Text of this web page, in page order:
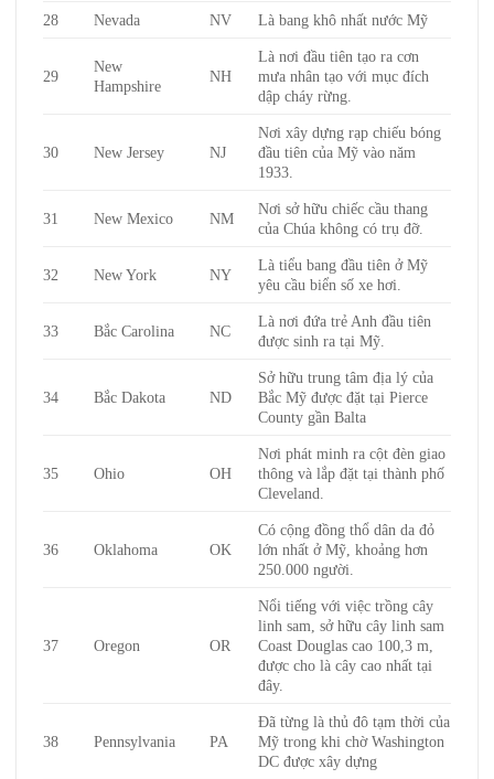
28 Nevada NV Là bang khô nhất nước Mỹ
29
New
Hampshire
NH
Là nơi đầu tiên tạo ra cơn
mưa nhân tạo với mục đích
dập cháy rừng.
30 New Jersey NJ
Nơi xây dựng rạp chiếu bóng
đầu tiên của Mỹ vào năm
1933.
31 New Mexico NM
Nơi sở hữu chiếc cầu thang
của Chúa không có trụ đỡ.
32 New York NY
Là tiểu bang đầu tiên ở Mỹ
yêu cầu biển số xe hơi.
33 Bắc Carolina NC
Là nơi đứa trẻ Anh đầu tiên
được sinh ra tại Mỹ.
34 Bắc Dakota ND
Sở hữu trung tâm địa lý của
Bắc Mỹ được đặt tại Pierce
County gần Balta
35 Ohio OH
Nơi phát minh ra cột đèn giao
thông và lắp đặt tại thành phố
Cleveland.
36 Oklahoma OK
Có cộng đồng thổ dân da đỏ
lớn nhất ở Mỹ, khoảng hơn
250.000 người.
37 Oregon OR
Nổi tiếng với việc trồng cây
linh sam, sở hữu cây linh sam
Coast Douglas cao 100,3 m,
được cho là cây cao nhất tại
đây.
38 Pennsylvania PA
Đã từng là thủ đô tạm thời của
Mỹ trong khi chờ Washington
DC được xây dựng